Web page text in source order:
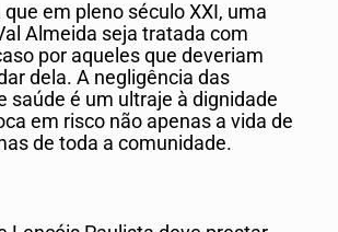
que em pleno século XXI, uma
Almeida seja tratada com
por aqueles que deveriam
dela. A negligência das
saúde é um ultraje à dignidade
em risco não apenas a vida de
de toda a comunidade.